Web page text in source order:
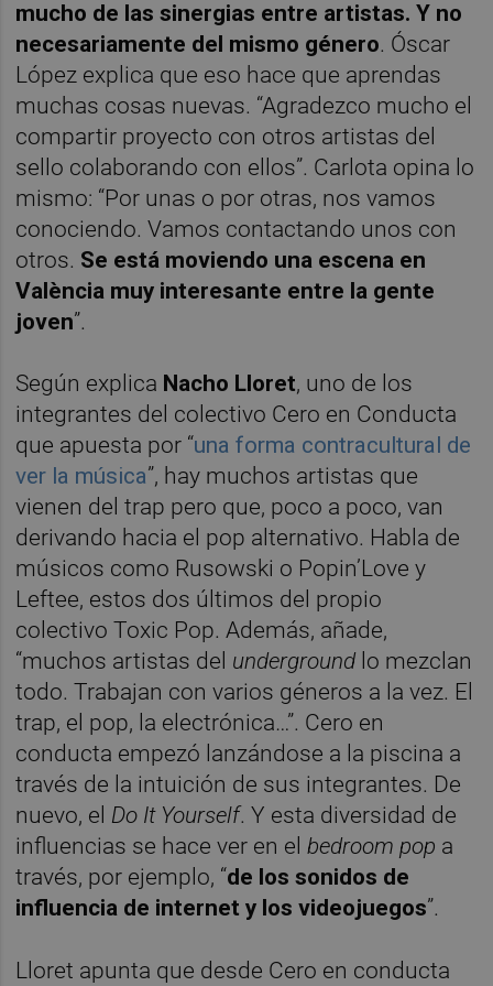
mucho de las sinergias entre artistas. Y no
necesariamente del mismo género. Óscar
López explica que eso hace que aprendas
muchas cosas nuevas. “Agradezco mucho el
compartir proyecto con otros artistas del
sello colaborando con ellos”. Carlota opina lo
mismo: “Por unas o por otras, nos vamos
conociendo. Vamos contactando unos con
otros. Se está moviendo una escena en
València muy interesante entre la gente
joven”.
Según explica Nacho Lloret, uno de los
integrantes del colectivo Cero en Conducta
que apuesta por “una forma contracultural de
ver la música”, hay muchos artistas que
vienen del trap pero que, poco a poco, van
derivando hacia el pop alternativo. Habla de
músicos como Rusowski o Popin’Love y
Leftee, estos dos últimos del propio
colectivo Toxic Pop. Además, añade,
“muchos artistas del underground lo mezclan
todo. Trabajan con varios géneros a la vez. El
trap, el pop, la electrónica…”. Cero en
conducta empezó lanzándose a la piscina a
través de la intuición de sus integrantes. De
nuevo, el Do It Yourself. Y esta diversidad de
influencias se hace ver en elbedroom pop a
través, por ejemplo, “de los sonidos de
influencia de internet y los videojuegos”.
Lloret apunta que desde Cero en conducta